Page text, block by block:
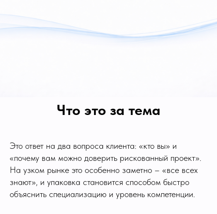
Что это за тема
Это ответ на два вопроса клиента: «кто вы» и
«почему вам можно доверить рискованный проект».
На узком рынке это особенно заметно – «все всех
знают», и упаковка становится способом быстро
объяснить специализацию и уровень компетенции.